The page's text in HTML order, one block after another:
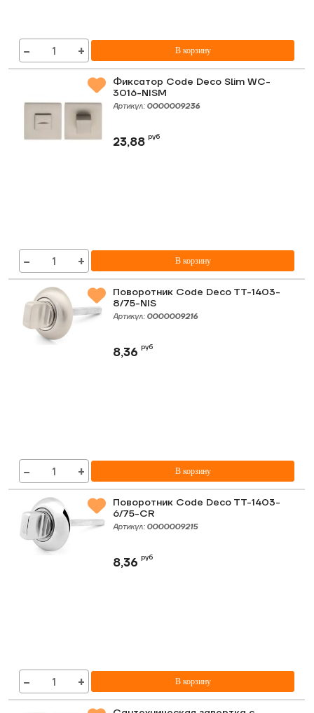
− + В корзину
Фиксатор Code Deco Slim WC-
3016-NISM
Артикул: 0000009236
23,88руб
− + В корзину
Поворотник Code Deco TT-1403-
8/75-NIS
Артикул: 0000009216
8,36руб
− + В корзину
Поворотник Code Deco TT-1403-
6/75-CR
Артикул: 0000009215
8,36руб
− + В корзину